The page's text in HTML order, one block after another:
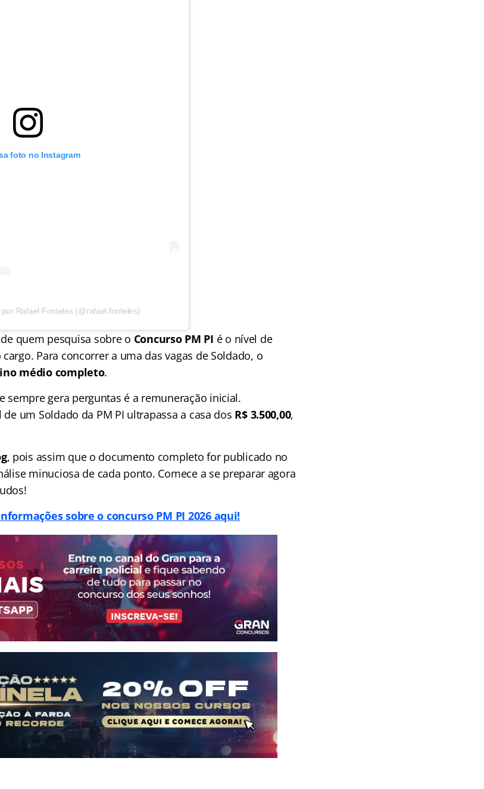
foto no Instagram
Rafael Fonteles (@rafael.fonteles)
quem pesquisa sobre o Concurso PM PI é o nível de
Para concorrer a uma das vagas de Soldado, o
médio completo.
gera perguntas é a remuneração inicial.
um Soldado da PM PI ultrapassa a casa dos R$ 3.500,00,
, pois assim que o documento completo for publicado no
minuciosa de cada ponto. Comece a se preparar agora
sobre o concurso PM PI 2026 aqui!